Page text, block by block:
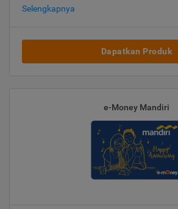
Selengkapnya
Dapatkan Produk
e-Money Mandiri